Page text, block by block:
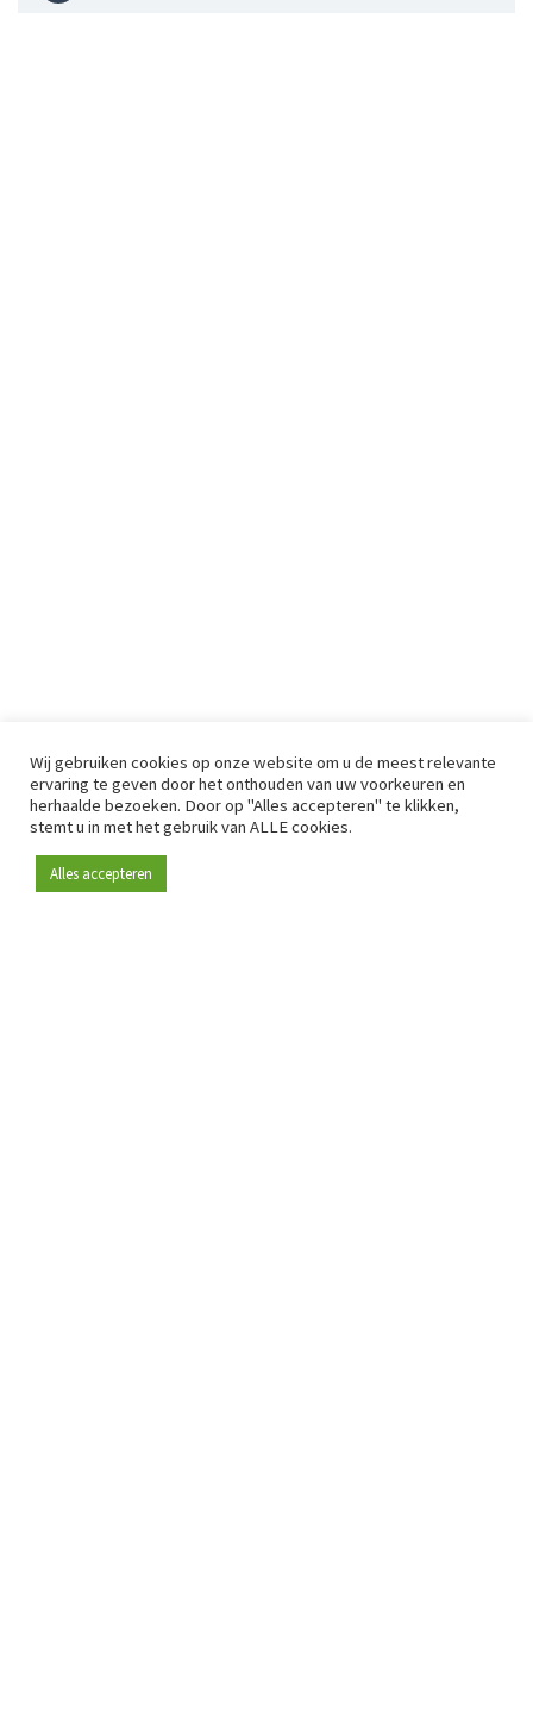
Wij gebruiken cookies op onze website om u de meest relevante
ervaring te geven door het onthouden van uw voorkeuren en
herhaalde bezoeken. Door op "Alles accepteren" te klikken,
stemt u in met het gebruik van ALLE cookies.
Alles accepteren